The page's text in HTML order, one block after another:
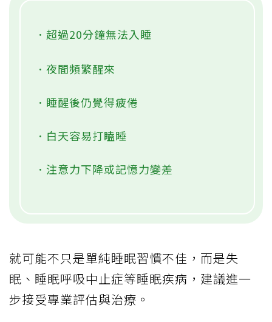
．超過20分鐘無法入睡
．夜間頻繁醒來
．睡醒後仍覺得疲倦
．白天容易打瞌睡
．注意力下降或記憶力變差
就可能不只是單純睡眠習慣不佳，而是失
眠、睡眠呼吸中止症等睡眠疾病，建議進一
步接受專業評估與治療。